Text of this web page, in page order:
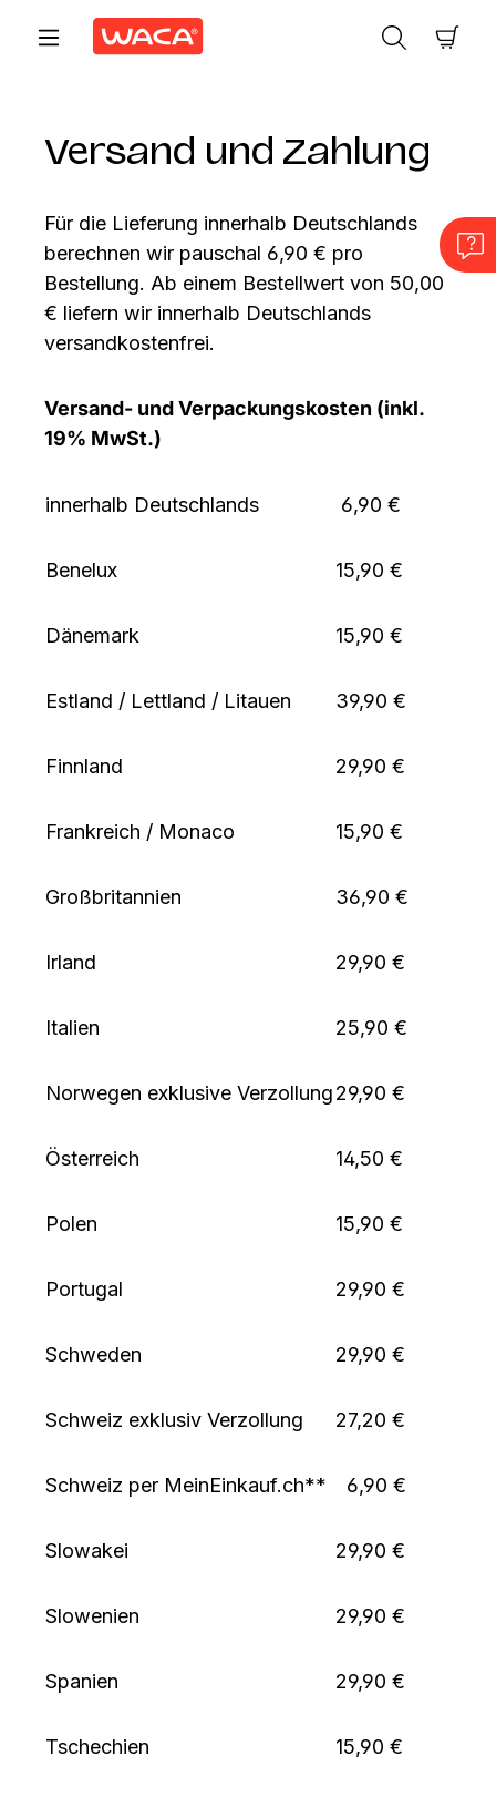
Zum Hauptinhalt springen
Versand und Zahlung
Für die Lieferung innerhalb Deutschlands
berechnen wir pauschal 6,90 € pro
Bestellung. Ab einem Bestellwert von 50,00
€ liefern wir innerhalb Deutschlands
versandkostenfrei.
Versand- und Verpackungskosten (inkl.
19% MwSt.)
innerhalb Deutschlands
Benelux
Dänemark
Estland / Lettland / Litauen
Finnland
Frankreich / Monaco
Großbritannien
Irland
Italien
Norwegen exklusive Verzollung
Österreich
Polen
Portugal
Schweden
Schweiz exklusiv Verzollung
Schweiz per MeinEinkauf.ch**
Slowakei
Slowenien
Spanien
Tschechien
6,90 €
15,90 €
15,90 €
39,90 €
29,90 €
15,90 €
36,90 €
29,90 €
25,90 €
29,90 €
14,50 €
15,90 €
29,90 €
29,90 €
27,20 €
6,90 €
29,90 €
29,90 €
29,90 €
15,90 €